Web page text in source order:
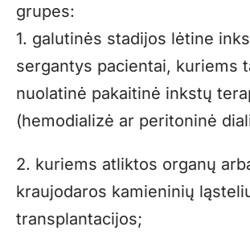
grupes:
1. galutinės stadijos lėtine
sergantys pacientai, kuriems
nuolatinė pakaitinė inkstų
(hemodializė ar peritoninė
2. kuriems atliktos organų
kraujodaros kamieninių
transplantacijos;